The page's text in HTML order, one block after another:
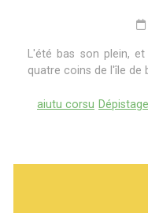
L'été bas son plein,
quatre coins de l'île de
aiutu corsu Dépistage